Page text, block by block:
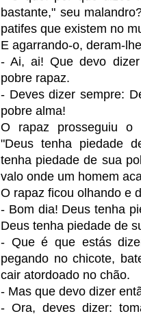
bastante," seu
patifes que existem no
E agarrando-o, deram-
- Ai, ai! Que devo
pobre rapaz.
- Deves dizer sempre:
pobre alma!
O rapaz prosseguiu o
"Deus tenha piedade
tenha piedade de sua
valo onde um homem
O rapaz ficou olhando e
- Bom dia! Deus tenha
Deus tenha piedade de
- Que é que estás
pegando no chicote,
cair atordoado no chão.
- Mas que devo dizer
- Ora, deves dizer: